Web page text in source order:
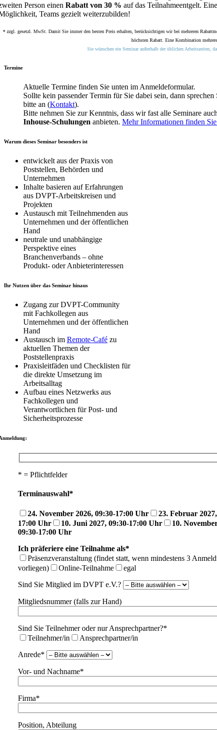
Person einenRabatt von 30 % auf das Teilnahmeentgelt.
Teams gezielt weiterzubilden!
* zzgl. gesetzl. MwSt. Damit Sie immer den besten Preis erhalten, berücksichtigen wir bei mehreren
höchsten Rabatt. Eine Kombination
Sie wünschen ein Seminar außerhalb der üblichen Arbeitszeiten,
Termine
Aktuelle Termine finden Sie unten im Anmeldeformular.
Sollte kein passender Termin für Sie dabei sein, dann sprechen
bitte an (Kontakt).
Bitte nehmen Sie zur Kenntnis, dass wir fast alle Seminare
Inhouse-Schulungen anbieten. Mehr Informationen finden
Warum dieses Seminar besonders ist
entwickelt aus der Praxis von
Poststellen, Behörden und
Unternehmen
Inhalte basieren auf Erfahrungen
aus DVPT-Arbeitskreisen und
Projekten
Austausch mit Teilnehmenden aus
Unternehmen und der öffentlichen
Hand
neutrale und unabhängige
Perspektive eines
Branchenverbands – ohne
Produkt- oder Anbieterinteressen
Ihr Nutzen über das Seminar hinaus
Zugang zur DVPT-Community
mit Fachkollegen aus
Unternehmen und der öffentlichen
Hand
Austausch im Remote-Café zu
aktuellen Themen der
Poststellenpraxis
Praxisleitfäden und Checklisten für
die direkte Umsetzung im
Arbeitsalltag
Aufbau eines Netzwerks aus
Fachkollegen und
Verantwortlichen für Post- und
Sicherheitsprozesse
* = Pflichtfelder
Terminauswahl*
24. November 2026, 09:30-17:00 Uhr
23. Februar
17:00 Uhr
10. Juni 2027, 09:30-17:00 Uhr
10.
09:30-17:00 Uhr
Ich präferiere eine Teilnahme als*
Präsenzveranstaltung (findet statt, wenn mindestens 3
vorliegen)
Online-Teilnahme
egal
Sind Sie Mitglied im DVPT e.V.?
Mitgliedsnummer (falls zur Hand)
Sind Sie Teilnehmer oder nur Ansprechpartner?*
Teilnehmer/in
Ansprechpartner/in
Anrede*
Vor- und Nachname*
Firma*
Position, Abteilung